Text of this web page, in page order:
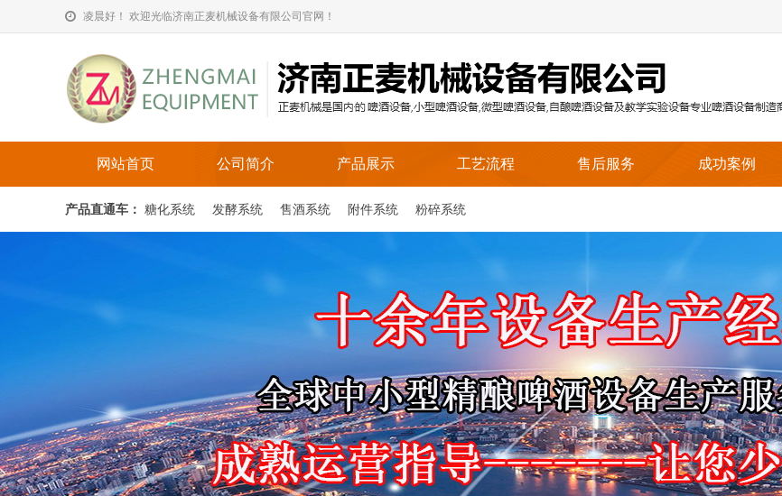
凌晨好！ 欢迎光临济南正麦机械设备有限公司官网！
网站首页 公司简介 产品展示 工艺流程 售后服务 成功案例
产品直通车： 糖化系统 发酵系统 售酒系统 附件系统 粉碎系统